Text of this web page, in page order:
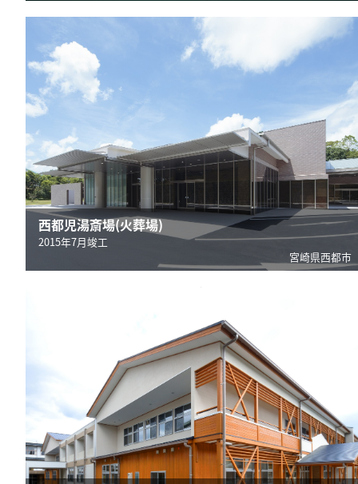
西都児湯斎場(火葬場)
2015年7月竣工
宮崎県西都市